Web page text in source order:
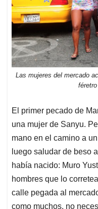
Las mujeres del mercado
El primer pecado de
una mujer de Sanyu.
mano en el camino a
luego saludar de beso
había nacido: Muro
hombres que lo
calle pegada al
como muchos, no